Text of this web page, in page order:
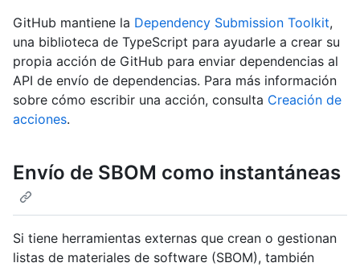
GitHub mantiene la Dependency Submission Toolkit,
una biblioteca de TypeScript para ayudarle a crear su
propia acción de GitHub para enviar dependencias al
API de envío de dependencias. Para más información
sobre cómo escribir una acción, consulta Creación de
acciones.
Envío de SBOM como instantáneas
Si tiene herramientas externas que crean o gestionan
listas de materiales de software (SBOM), también